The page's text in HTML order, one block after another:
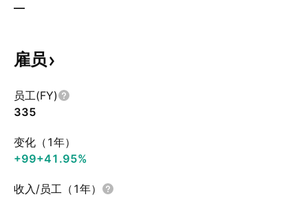
—
雇员
员工(FY)
335
变化（1年）
+99+41.95%
收入/员工（1年）